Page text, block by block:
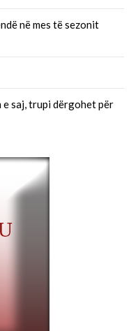
në mes të sezonit
e saj, trupi dërgohet për